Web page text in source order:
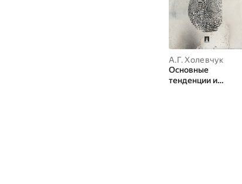
А.Г. Холевчук
Основные
тенденции и